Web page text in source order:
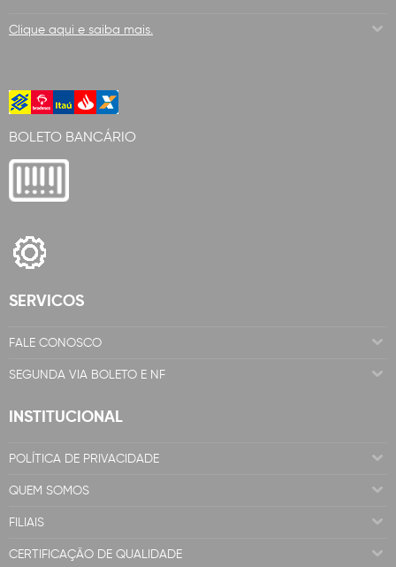
Clique aqui e saiba mais.
BOLETO BANCÁRIO
SERVICOS
FALE CONOSCO
SEGUNDA VIA BOLETO E NF
INSTITUCIONAL
POLÍTICA DE PRIVACIDADE
QUEM SOMOS
FILIAIS
CERTIFICAÇÃO DE QUALIDADE